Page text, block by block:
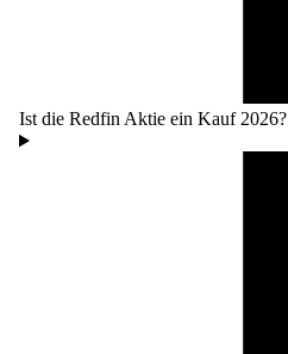
Ist die Redfin Aktie ein Kauf 2026?